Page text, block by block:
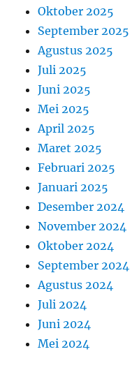
Oktober 2025
September 2025
Agustus 2025
Juli 2025
Juni 2025
Mei 2025
April 2025
Maret 2025
Februari 2025
Januari 2025
Desember 2024
November 2024
Oktober 2024
September 2024
Agustus 2024
Juli 2024
Juni 2024
Mei 2024